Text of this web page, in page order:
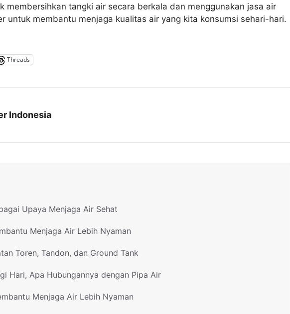
membersihkan tangki air secara berkala dan menggunakan jasa air
untuk membantu menjaga kualitas air yang kita konsumsi sehari-hari.
Threads
Indonesia
Upaya Menjaga Air Sehat
Menjaga Air Lebih Nyaman
Toren, Tandon, dan Ground Tank
Hari, Apa Hubungannya dengan Pipa Air
Menjaga Air Lebih Nyaman